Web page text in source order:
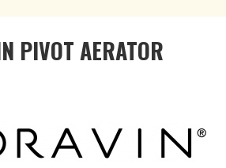
PIVOT AERATOR